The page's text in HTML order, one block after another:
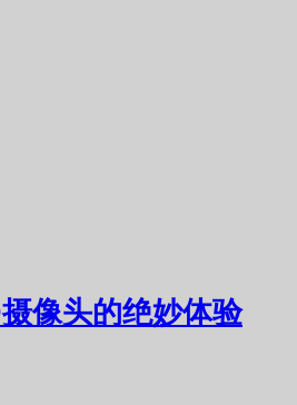
像头的绝妙体验